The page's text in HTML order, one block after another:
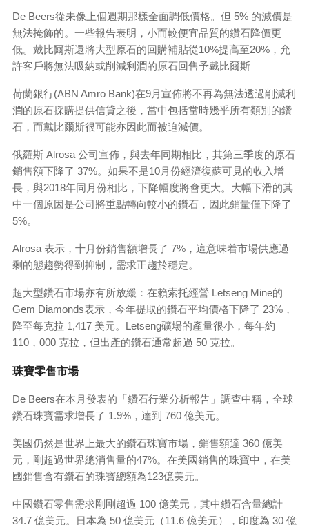
De Beers從未像上個週期那樣全面調低價格。但 5% 的減價是
無法掩飾的。一些報告表明，小而較便宜品質的鑽石降價更
低。戴比爾斯還將大型原石的回購補貼從10%提高至20%，允
許客戶將無法吸納或削減利潤的原石回售予戴比爾斯
荷蘭銀行(ABN Amro Bank)在9月宣佈將不再為無法透過削減利
潤的原石採購提供信貸之後，當中包括當時幾乎所有類別的鑽
石，而戴比爾斯很可能亦因此而被迫減價。
俄羅斯 Alrosa 公司宣佈，與去年同期相比，其第三季度的原石
銷售額下降了 37%。如果不是10月份經濟復蘇可見的收入增
長，與2018年同月份相比，下降幅度將會更大。大幅下滑的其
中一個原因是公司將重點轉向較小的鑽石，因此銷量僅下降了
5%。
Alrosa 表示，十月份銷售額增長了 7%，這意味着市場供應過
剩的態趨勢得到抑制，需求正趨於穩定。
超大型鑽石市場亦有所放緩：在賴索托經營 Letseng Mine的
Gem Diamonds表示，今年提取的鑽石平均價格下降了 23%，
降至每克拉 1,417 美元。Letseng礦場的產量很小，每年約
110，000 克拉，但出產的鑽石通常超過 50 克拉。
珠寶零售市場
De Beers在本月發表的「鑽石行業分析報告」調查中稱，全球
鑽石珠寶需求增長了 1.9%，達到 760 億美元。
美國仍然是世界上最大的鑽石珠寶市場，銷售額達 360 億美
元，剛超過世界總消售量的47%。在美國銷售的珠寶中，在美
國銷售含有鑽石的珠寶總額為123億美元。
中國鑽石零售需求剛剛超過 100 億美元，其中鑽石含量總計
34.7 億美元。日本為 50 億美元（11.6 億美元），印度為 30 億